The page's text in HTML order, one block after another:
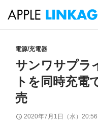
索
電源/充電器
サンワサプラ
トを同時充電
売
2020年7月1日（水）20:56